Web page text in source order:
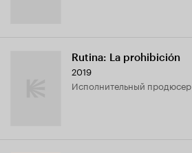
Rutina: La prohibición
2019
исполнительный продюсер